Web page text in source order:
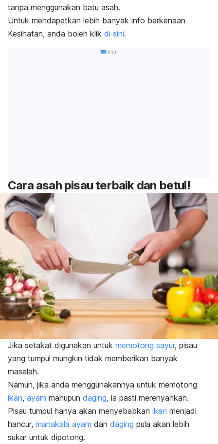
tanpa menggunakan batu asah.
Untuk mendapatkan lebih banyak info berkenaan
Kesihatan, anda boleh klik di sini.
Iklan
Cara asah pisau terbaik dan betul!
Jika setakat digunakan untuk memotong sayur, pisau
yang tumpul mungkin tidak memberikan banyak
masalah.
Namun, jika anda menggunakannya untuk memotong
ikan, ayam mahupun daging, ia pasti merenyahkan.
Pisau tumpul hanya akan menyebabkan ikan menjadi
hancur, manakala ayam dan daging pula akan lebih
sukar untuk dipotong.